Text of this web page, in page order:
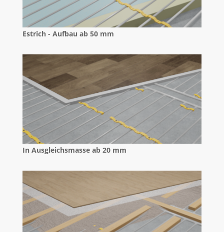
Estrich - Aufbau ab 50 mm
In Ausgleichsmasse ab 20 mm